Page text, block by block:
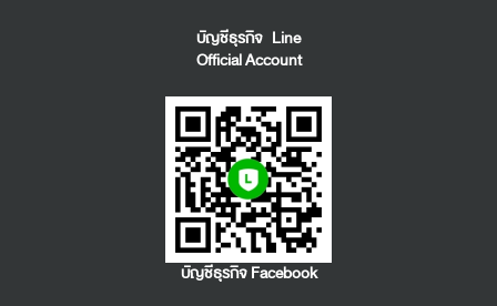
บัญชีธุรกิจ Line
Official Account
บัญชีธุรกิจ Facebook